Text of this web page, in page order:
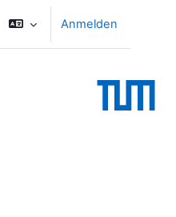
Anmelden